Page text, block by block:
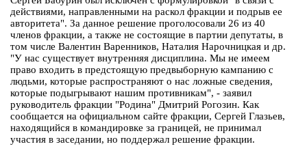
действиями, направленными на раскол фракции и подрыв ее
авторитета". За данное решение проголосовали 26 из 40
членов фракции, а также не состоящие в партии депутаты, в
том числе Валентин Варенников, Наталия Нарочницкая и др.
"У нас существует внутренняя дисциплина. Мы не имеем
право входить в предстоящую предвыборную кампанию с
людьми, которые распространяют о нас ложные сведения,
которые подыгрывают нашим противникам", - заявил
руководитель фракции "Родина" Дмитрий Рогозин. Как
сообщается на официальном сайте фракции, Сергей Глазьев,
находящийся в командировке за границей, не принимал
участия в заседании, но поддержал решение фракции.